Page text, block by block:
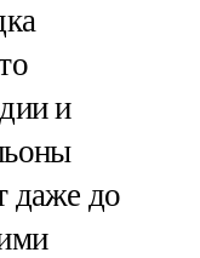
и
даже до